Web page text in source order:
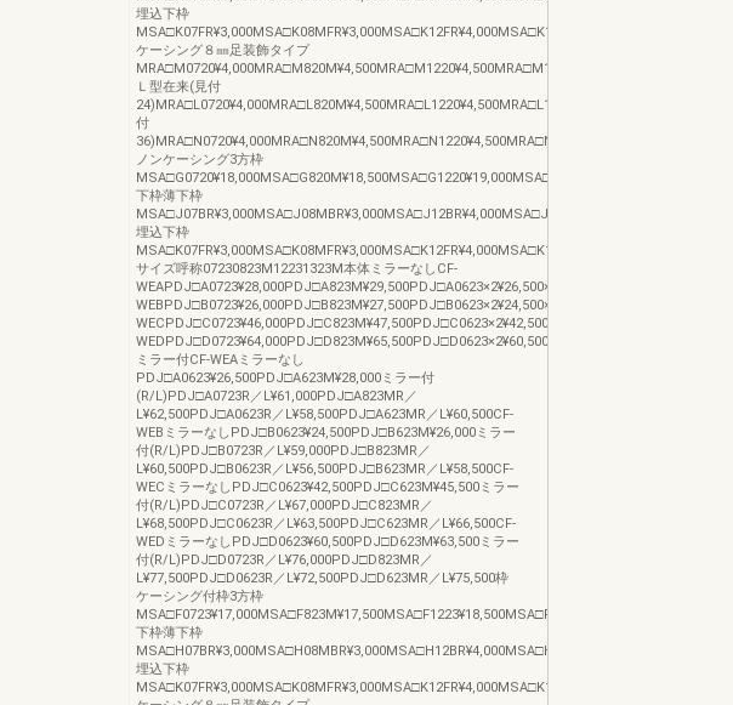
埋込下枠
MSA□K07FR¥3,000MSA□K08MFR¥3,000MSA□K12FR¥4,000MSA□K13MFR¥4,000
ケーシング８㎜足装飾タイプ
MRA□M0720¥4,000MRA□M820M¥4,500MRA□M1220¥4,500MRA□M1320M¥5,000
Ｌ型在来(見付
24)MRA□L0720¥4,000MRA□L820M¥4,500MRA□L1220¥4,500MRA□L1320M¥5,0002×4(見
付
36)MRA□N0720¥4,000MRA□N820M¥4,500MRA□N1220¥4,500MRA□N1320M¥5,000
ノンケーシング3方枠
MSA□G0720¥18,000MSA□G820M¥18,500MSA□G1220¥19,000MSA□G1320M¥19,000
下枠薄下枠
MSA□J07BR¥3,000MSA□J08MBR¥3,000MSA□J12BR¥4,000MSA□J13MBR¥4,000
埋込下枠
MSA□K07FR¥3,000MSA□K08MFR¥3,000MSA□K12FR¥4,000MSA□K13MFR¥4,0002,318(2,263)
サイズ呼称07230823M12231323M本体ミラーなしCF-
WEAPDJ□A0723¥28,000PDJ□A823M¥29,500PDJ□A0623×2¥26,500×2PDJ□A623M×2¥28,000×2CF-
WEBPDJ□B0723¥26,000PDJ□B823M¥27,500PDJ□B0623×2¥24,500×2PDJ□B623M×2¥26,000×2CF-
WECPDJ□C0723¥46,000PDJ□C823M¥47,500PDJ□C0623×2¥42,500×2PDJ□C623M×2¥45,500×2CF-
WEDPDJ□D0723¥64,000PDJ□D823M¥65,500PDJ□D0623×2¥60,500×2PDJ□D623M×2¥63,500×2
ミラー付CF-WEAミラーなし
PDJ□A0623¥26,500PDJ□A623M¥28,000ミラー付
(R/L)PDJ□A0723R／L¥61,000PDJ□A823MR／
L¥62,500PDJ□A0623R／L¥58,500PDJ□A623MR／L¥60,500CF-
WEBミラーなしPDJ□B0623¥24,500PDJ□B623M¥26,000ミラー
付(R/L)PDJ□B0723R／L¥59,000PDJ□B823MR／
L¥60,500PDJ□B0623R／L¥56,500PDJ□B623MR／L¥58,500CF-
WECミラーなしPDJ□C0623¥42,500PDJ□C623M¥45,500ミラー
付(R/L)PDJ□C0723R／L¥67,000PDJ□C823MR／
L¥68,500PDJ□C0623R／L¥63,500PDJ□C623MR／L¥66,500CF-
WEDミラーなしPDJ□D0623¥60,500PDJ□D623M¥63,500ミラー
付(R/L)PDJ□D0723R／L¥76,000PDJ□D823MR／
L¥77,500PDJ□D0623R／L¥72,500PDJ□D623MR／L¥75,500枠
ケーシング付枠3方枠
MSA□F0723¥17,000MSA□F823M¥17,500MSA□F1223¥18,500MSA□F1323M¥18,500
下枠薄下枠
MSA□H07BR¥3,000MSA□H08MBR¥3,000MSA□H12BR¥4,000MSA□H13MBR¥4,000
埋込下枠
MSA□K07FR¥3,000MSA□K08MFR¥3,000MSA□K12FR¥4,000MSA□K13MFR¥4,000